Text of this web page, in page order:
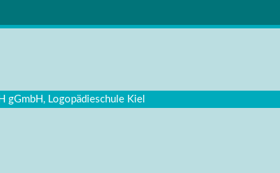
gGmbH, Logopädieschule Kiel